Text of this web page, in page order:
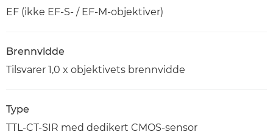
EF (ikke EF-S- / EF-M-objektiver)
Brennvidde
Tilsvarer 1,0 x objektivets brennvidde
Type
TTL-CT-SIR med dedikert CMOS-sensor